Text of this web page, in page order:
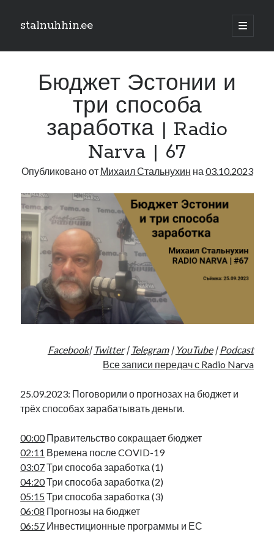
stalnuhhin.ee
отрыть
Боковая
панель
Рубрики
Интервью
Книга
Личное
Нарва и северо-восток
Обзор прессы
Образование
Парламент и правительство
Фотографии
Экономика
Эстония и Россия
Юмор
radio narva takinada андрус ансип
ансиппиада безработица видео
в поисках здравого смысла выборы высказывание
евросоюз интервью история кабинетные истории
катри райк кая каллас книга маська
нацменьшинства образование обучение эстонскому
памятники парламент
Бюджет Эстонии и
три способа
заработка | Radio
Narva | 67
Опубликовано от Михаил Стальнухин на 03.10.2023
Facebook| Twitter| Telegram| YouTube| Podcast
Все записи передач с Radio Narva
25.09.2023: Поговорили о прогнозах на бюджет и
трёх способах зарабатывать деньги.
00:00Правительство сокращает бюджет
02:11 Времена после COVID-19
03:07Три способа заработка (1)
04:20Три способа заработка (2)
05:15 Три способа заработка (3)
06:08 Прогнозы на бюджет
06:57 Инвестиционные программы и ЕС